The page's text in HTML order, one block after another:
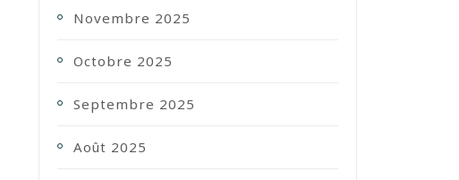
Novembre 2025
Octobre 2025
Septembre 2025
Août 2025